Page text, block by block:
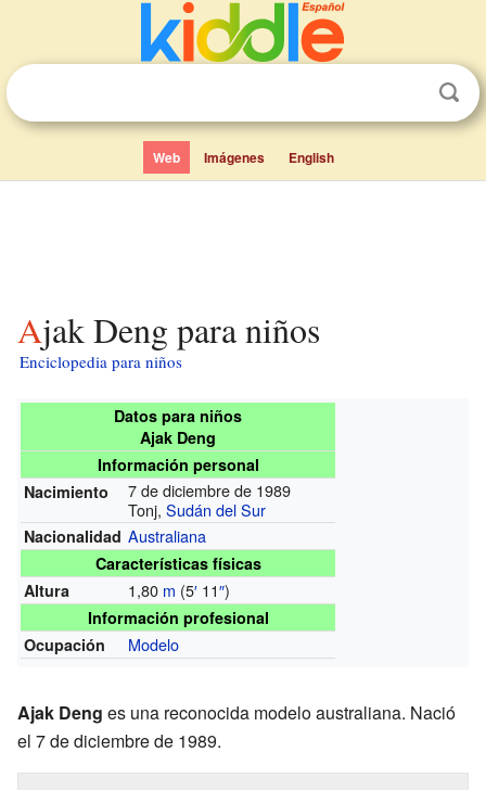
Web Imágenes English
Ajak Deng para niños
Enciclopedia para niños
Datos para niños
Ajak Deng
Información personal
Nacimiento
7 de diciembre de 1989
Tonj,Sudán del Sur
Nacionalidad Australiana
Características físicas
Altura
1,80 m (5′ 11″)
Información profesional
Ocupación
Modelo
Ajak Deng es una reconocida modelo australiana. Nació
el 7 de diciembre de 1989.